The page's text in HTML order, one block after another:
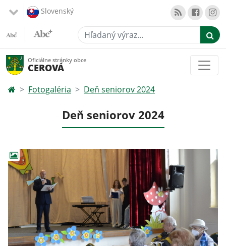
Slovenský
Hľadaný výraz...
Oficiálne stránky obce
CEROVÁ
Fotogaléria Deň seniorov 2024
Deň seniorov 2024